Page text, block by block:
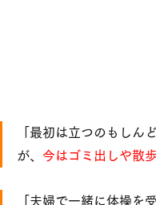
「最初は立つのもしん
が、 今はゴミ出しや散
「夫婦で一緒に体操を